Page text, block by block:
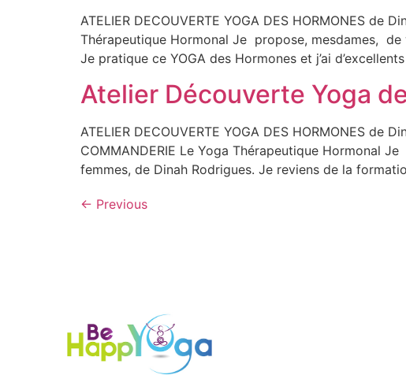
ATELIER DECOUVERTE YOGA DES HORMONES
Thérapeutique Hormonal Je propose, mesdames, de
Je pratique ce YOGA des Hormones et j’ai
Atelier Découverte Yoga
ATELIER DECOUVERTE YOGA DES HORMONES de
COMMANDERIE Le Yoga Thérapeutique Hormonal
femmes, de Dinah Rodrigues. Je reviens de la
← Previous